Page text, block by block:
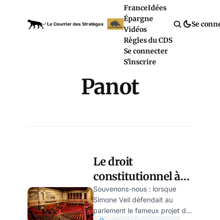
FranceIdées
Épargne
Vidéos
Règles du CDS
Se connecter
S'inscrire
Se
Panot
Le droit
constitutionnel à
l’avortement: la
démocratie
Souvenons-nous : lorsque
Simone Veil défendait au
parlement le fameux projet de